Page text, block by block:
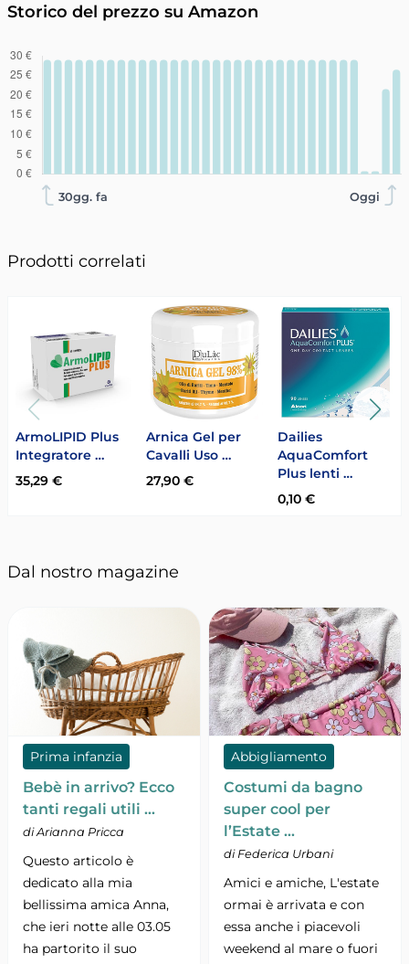
Storico del prezzo su Amazon
30gg. fa Oggi
Prodotti correlati
ArmoLIPID Plus
Integratore …
35,29 €
Arnica Gel per
Cavalli Uso …
27,90 €
Dailies
AquaComfort
Plus lenti …
0,10 €
Dal nostro magazine
Prima infanzia
Bebè in arrivo? Ecco
tanti regali utili …
di Arianna Pricca
Questo articolo è
dedicato alla mia
bellissima amica Anna,
che ieri notte alle 03.05
ha partorito il suo
Abbigliamento
Costumi da bagno
super cool per
l’Estate …
di Federica Urbani
Amici e amiche, L'estate
ormai è arrivata e con
essa anche i piacevoli
weekend al mare o fuori